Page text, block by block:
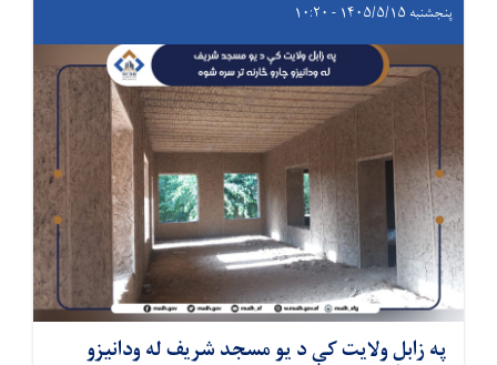
پنجشنبه ۱۴۰۵/۵/۱۵ - ۱۰:۲۰
په زابل ولایت کې د یو مسجد شریف له ودانیزو